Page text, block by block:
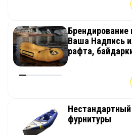
Брендирование
Ваша Надпись
рафта,
Нестандартный
фурнитуры